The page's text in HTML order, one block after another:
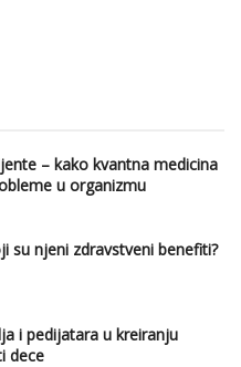
– kako kvantna medicina
u organizmu
su njeni zdravstveni benefiti?
i pedijatara u kreiranju
dece